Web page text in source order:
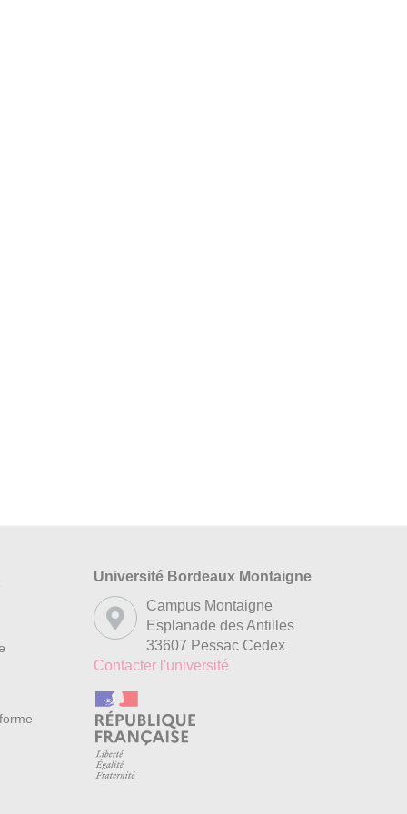
Université Bordeaux Montaigne
Campus Montaigne
Esplanade des Antilles
33607 Pessac Cedex
Contacter l'université